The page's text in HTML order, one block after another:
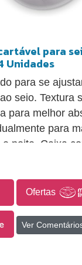
para
Unidades
para se
seio. Textura
para melhor
para
noite. Caixa
Ofertas
Ver